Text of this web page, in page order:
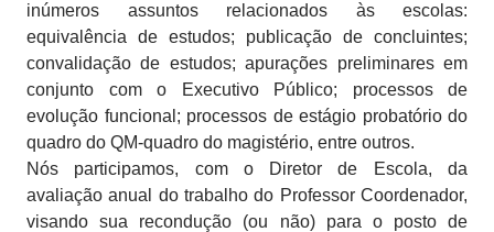
inúmeros assuntos relacionados às escolas:
equivalência de estudos; publicação de concluintes;
convalidação de estudos; apurações preliminares em
conjunto com o Executivo Público; processos de
evolução funcional; processos de estágio probatório do
quadro do QM-quadro do magistério, entre outros.
Nós participamos, com o Diretor de Escola, da
avaliação anual do trabalho do Professor Coordenador,
visando sua recondução (ou não) para o posto de